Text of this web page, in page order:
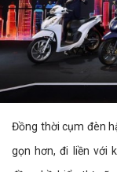
Đồng thời cụm đèn
gọn hơn, đi liền với